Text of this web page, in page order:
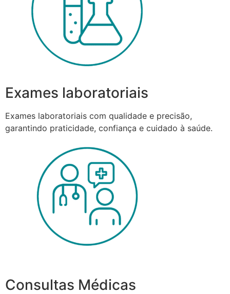
Exames laboratoriais
Exames laboratoriais com qualidade e precisão,
garantindo praticidade, confiança e cuidado à saúde.
Consultas Médicas